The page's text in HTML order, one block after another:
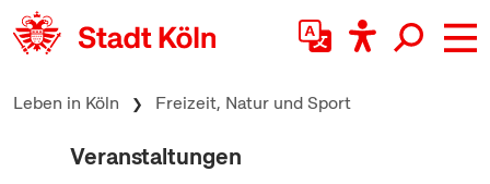
zum Inhalt springen
Leben in Köln Freizeit, Natur und Sport
Veranstaltungen